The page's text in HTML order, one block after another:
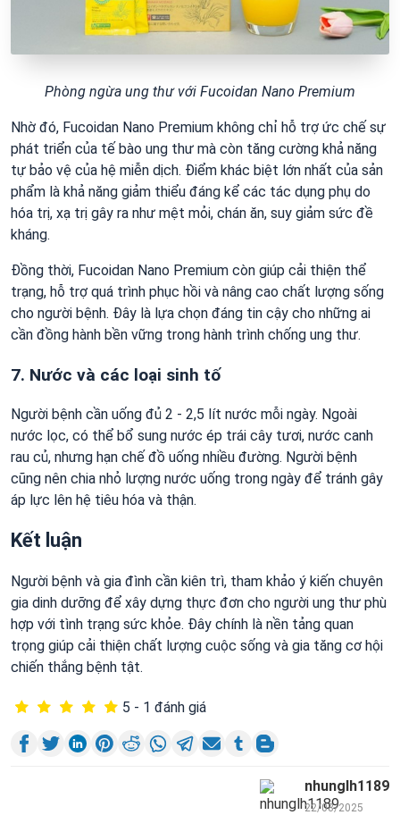
Phòng ngừa ung thư với Fucoidan Nano Premium
Nhờ đó, Fucoidan Nano Premium không chỉ hỗ trợ ức chế sự
phát triển của tế bào ung thư mà còn tăng cường khả năng
tự bảo vệ của hệ miễn dịch. Điểm khác biệt lớn nhất của sản
phẩm là khả năng giảm thiểu đáng kể các tác dụng phụ do
hóa trị, xạ trị gây ra như mệt mỏi, chán ăn, suy giảm sức đề
kháng.
Đồng thời, Fucoidan Nano Premium còn giúp cải thiện thể
trạng, hỗ trợ quá trình phục hồi và nâng cao chất lượng sống
cho người bệnh. Đây là lựa chọn đáng tin cậy cho những ai
cần đồng hành bền vững trong hành trình chống ung thư.
7. Nước và các loại sinh tố
Người bệnh cần uống đủ 2 - 2,5 lít nước mỗi ngày. Ngoài
nước lọc, có thể bổ sung nước ép trái cây tươi, nước canh
rau củ, nhưng hạn chế đồ uống nhiều đường. Người bệnh
cũng nên chia nhỏ lượng nước uống trong ngày để tránh gây
áp lực lên hệ tiêu hóa và thận.
Kết luận
Người bệnh và gia đình cần kiên trì, tham khảo ý kiến chuyên
gia dinh dưỡng để xây dựng thực đơn cho người ung thư phù
hợp với tình trạng sức khỏe. Đây chính là nền tảng quan
trọng giúp cải thiện chất lượng cuộc sống và gia tăng cơ hội
chiến thắng bệnh tật.
5 - 1 đánh giá
nhunglh1189
22/08/2025